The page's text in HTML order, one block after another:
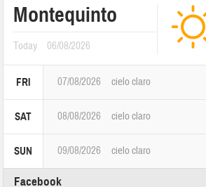
Montequinto
Today 06/08/2026
FRI 07/08/2026 cielo claro
SAT 08/08/2026 cielo claro
SUN 09/08/2026 cielo claro
Facebook